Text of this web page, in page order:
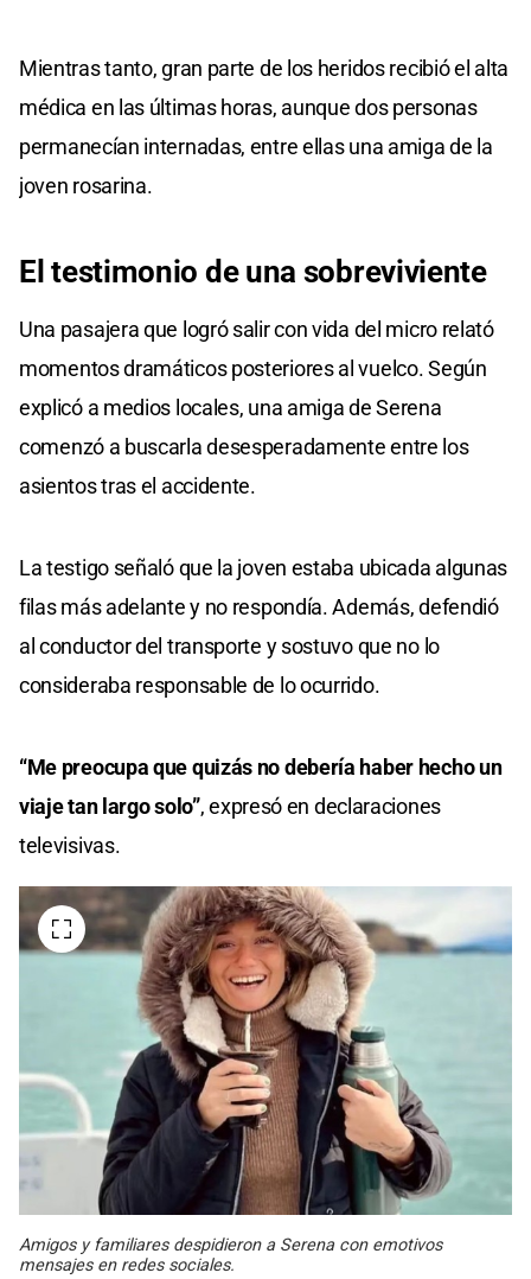
Mientras tanto, gran parte de los heridos recibió el alta
médica en las últimas horas, aunque dos personas
permanecían internadas, entre ellas una amiga de la
joven rosarina.
El testimonio de una sobreviviente
Una pasajera que logró salir con vida del micro relató
momentos dramáticos posteriores al vuelco. Según
explicó a medios locales, una amiga de Serena
comenzó a buscarla desesperadamente entre los
asientos tras el accidente.
La testigo señaló que la joven estaba ubicada algunas
filas más adelante y no respondía. Además, defendió
al conductor del transporte y sostuvo que no lo
consideraba responsable de lo ocurrido.
“Me preocupa que quizás no debería haber hecho un
viaje tan largo solo”, expresó en declaraciones
televisivas.
Amigos y familiares despidieron a Serena con emotivos
mensajes en redes sociales.